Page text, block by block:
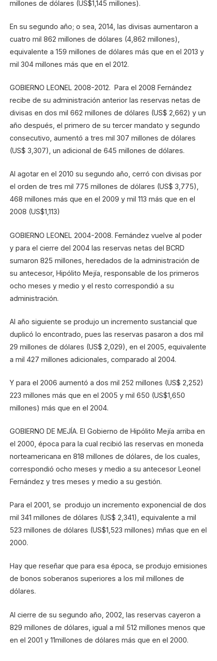
millones de dólares (US$1,145 millones).
En su segundo año; o sea, 2014, las divisas aumentaron a
cuatro mil 862 millones de dólares (4,862 millones),
equivalente a 159 millones de dólares más que en el 2013 y
mil 304 millones más que en el 2012.
GOBIERNO LEONEL 2008-2012. Para el 2008 Fernández
recibe de su administración anterior las reservas netas de
divisas en dos mil 662 millones de dólares (US$ 2,662) y un
año después, el primero de su tercer mandato y segundo
consecutivo, aumentó a tres mil 307 millones de dólares
(US$ 3,307), un adicional de 645 millones de dólares.
Al agotar en el 2010 su segundo año, cerró con divisas por
el orden de tres mil 775 millones de dólares (US$ 3,775),
468 millones más que en el 2009 y mil 113 más que en el
2008 (US$1,113)
GOBIERNO LEONEL 2004-2008. Fernández vuelve al poder
y para el cierre del 2004 las reservas netas del BCRD
sumaron 825 millones, heredados de la administración de
su antecesor, Hipólito Mejía, responsable de los primeros
ocho meses y medio y el resto correspondió a su
administración.
Al año siguiente se produjo un incremento sustancial que
duplicó lo encontrado, pues las reservas pasaron a dos mil
29 millones de dólares (US$ 2,029), en el 2005, equivalente
a mil 427 millones adicionales, comparado al 2004.
Y para el 2006 aumentó a dos mil 252 millones (US$ 2,252)
223 millones más que en el 2005 y mil 650 (US$1,650
millones) más que en el 2004.
GOBIERNO DE MEJÍA. El Gobierno de Hipólito Mejía arriba en
el 2000, época para la cual recibió las reservas en moneda
norteamericana en 818 millones de dólares, de los cuales,
correspondió ocho meses y medio a su antecesor Leonel
Fernández y tres meses y medio a su gestión.
Para el 2001, se produjo un incremento exponencial de dos
mil 341 millones de dólares (US$ 2,341), equivalente a mil
523 millones de dólares (US$1,523 millones) mñas que en el
2000.
Hay que reseñar que para esa época, se produjo emisiones
de bonos soberanos superiores a los mil millones de
dólares.
Al cierre de su segundo año, 2002, las reservas cayeron a
829 millones de dólares, igual a mil 512 millones menos que
en el 2001 y 11millones de dólares más que en el 2000.